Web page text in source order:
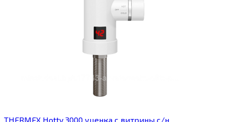
THERMEX Hotty 3000 уценка с витрины с/н